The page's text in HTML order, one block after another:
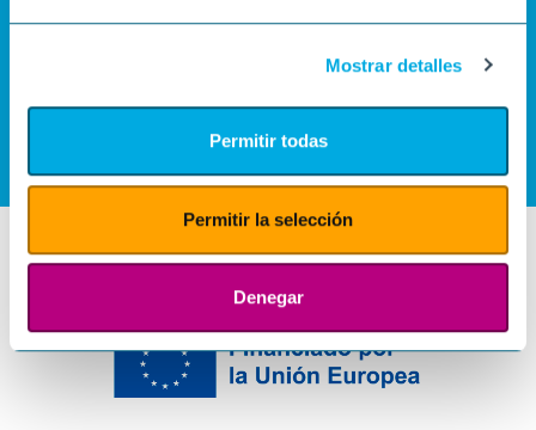
Mostrar detalles
Permitir todas
Permitir la selección
Denegar